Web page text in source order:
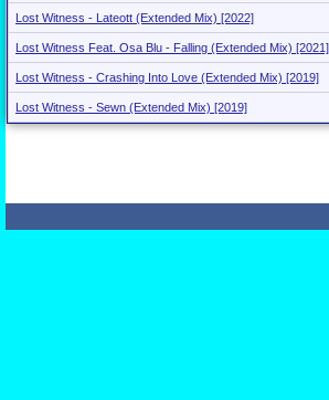
Lost Witness - Lateott (Extended Mix) [2022]
Lost Witness Feat. Osa Blu - Falling (Extended Mix) [2021]
Lost Witness - Crashing Into Love (Extended Mix) [2019]
Lost Witness - Sewn (Extended Mix) [2019]